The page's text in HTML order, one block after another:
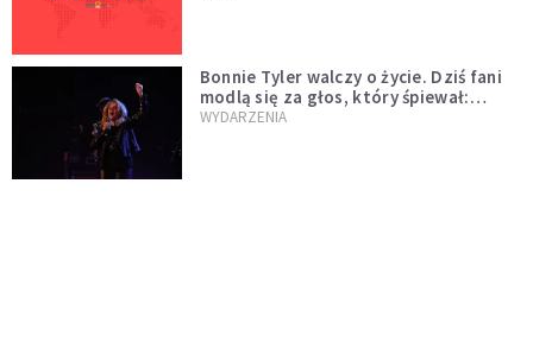
Bonnie Tyler walczy o życie. Dziś fani
modlą się za głos, który śpiewał:
"Lord, help me"
WYDARZENIA